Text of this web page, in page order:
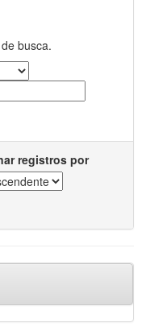
busca.
registros por